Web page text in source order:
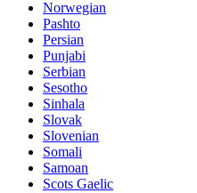
Norwegian
Pashto
Persian
Punjabi
Serbian
Sesotho
Sinhala
Slovak
Slovenian
Somali
Samoan
Scots Gaelic